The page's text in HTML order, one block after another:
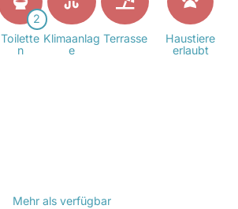
2
Toilette
n
Klimaanlag
e
Terrasse
Haustiere
erlaubt
Mehr als verfügbar